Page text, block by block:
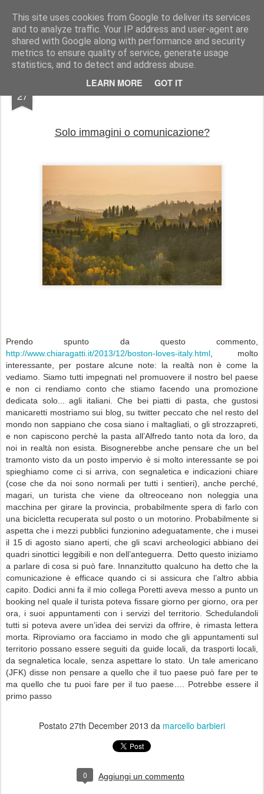
This site uses cookies from Google to deliver its services
and to analyze traffic. Your IP address and user-agent are
shared with Google along with performance and security
metrics to ensure quality of service, generate usage
statistics, and to detect and address abuse.
LEARN MORE GOT IT
EasyHolidays La tua vacanza su misura? Organizzala insieme noi!
Home page Easy Holidays Chi siamo
27
Solo immagini o comunicazione?
Prendo spunto da questo commento,
http://www.chiaragatti.it/2013/12/boston-loves-italy.html, molto
interessante, per postare alcune note: la realtà non è come la
vediamo. Siamo tutti impegnati nel promuovere il nostro bel paese
e non ci rendiamo conto che stiamo facendo una promozione
dedicata solo... agli italiani. Che bei piatti di pasta, che gustosi
manicaretti mostriamo sui blog, su twitter peccato che nel resto del
mondo non sappiano che cosa siano i maltagliati, o gli strozzapreti,
e non capiscono perchè la pasta all’Alfredo tanto nota da loro, da
noi in realtà non esista. Bisognerebbe anche pensare che un bel
tramonto visto da un posto impervio è si molto interessante se poi
spieghiamo come ci si arriva, con segnaletica e indicazioni chiare
(cose che da noi sono normali per tutti i sentieri), anche perché,
magari, un turista che viene da oltreoceano non noleggia una
macchina per girare la provincia, probabilmente spera di farlo con
una bicicletta recuperata sul posto o un motorino. Probabilmente si
aspetta che i mezzi pubblici funzionino adeguatamente, che i musei
il 15 di agosto siano aperti, che gli scavi archeologici abbiano dei
quadri sinottici leggibili e non dell’anteguerra. Detto questo iniziamo
a parlare di cosa si può fare. Innanzitutto qualcuno ha detto che la
comunicazione è efficace quando ci si assicura che l’altro abbia
capito. Dodici anni fa il mio collega Poretti aveva messo a punto un
booking nel quale il turista poteva fissare giorno per giorno, ora per
ora, i suoi appuntamenti con i servizi del territorio. Schedulandoli
tutti si poteva avere un’idea dei servizi da offrire, è rimasta lettera
morta. Riproviamo ora facciamo in modo che gli appuntamenti sul
territorio possano essere seguiti da guide locali, da trasporti locali,
da segnaletica locale, senza aspettare lo stato. Un tale americano
(JFK) disse non pensare a quello che il tuo paese può fare per te
ma quello che tu puoi fare per il tuo paese…. Potrebbe essere il
primo passo
Postato 27th December 2013 da marcello barbieri
0 Aggiungi un commento